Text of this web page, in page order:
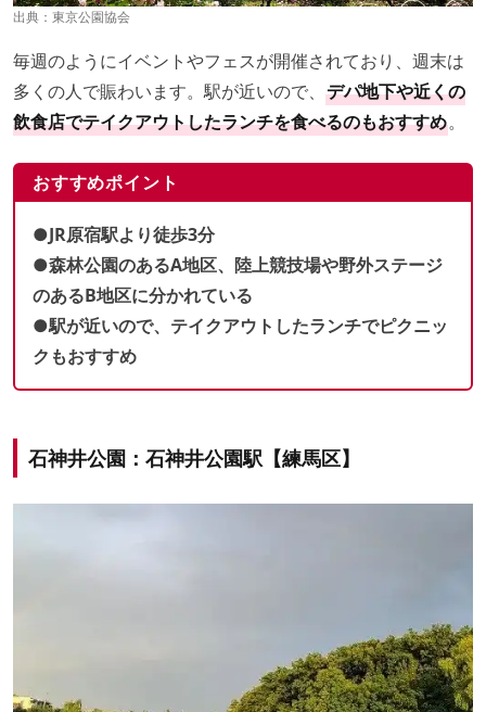
出典： 東京公園協会
毎週のようにイベントやフェスが開催されており、週末は
多くの人で賑わいます。駅が近いので、 デパ地下や近くの
飲食店でテイクアウトしたランチを食べるのもおすすめ。
おすすめポイント
●JR原宿駅より徒歩3分
●森林公園のあるA地区、陸上競技場や野外ステージ
のあるB地区に分かれている
●駅が近いので、テイクアウトしたランチでピクニッ
クもおすすめ
石神井公園：石神井公園駅【練馬区】